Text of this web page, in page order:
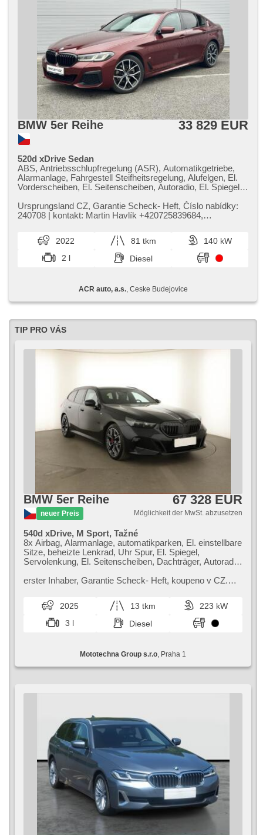
BMW 5er Reihe 33 829 EUR
520d xDrive Sedan
ABS, Antriebsschlupfregelung (ASR), Automatikgetriebe,
Alarmanlage, Fahrgestell Steifheitsregelung, Alufelgen, El.
Vorderscheiben, El. Seitenscheiben, Autoradio, El. Spiegel,
Zentralverriegelung, El. einstellbare Sitze, Antrieb 4x4,
höheneinstellbare Sitze, Elektronisches Stabilitätsprogramm
Fahrersitz, El. Klappspiegel, El. Deckel des Kofferraums,
Brems-Assistent, Reifendrucksensor, Parkassistent, AUX,
Blind Spot Anzeige, automatikparken, Vorderlichter LED,
täglich Leuchten, 2-Zonen Klimaanlage, Start-Stop System,
zadní, bezklíčové startování, bezklíčové odemykání,
ambientní osvětlení interiéru, digitální příjem rádia (DAB),
adaptivní regulace podvozku, automatické přepínání
dálkových světel
Ursprungsland CZ,​ Garantie Scheck​- Heft,​ Číslo nabídky:
240708 | kontakt: Martin Havlík ​+420725839684,​
2022 81 tkm
140 kW
2 l
Diesel
ACR auto, a.s., Ceske Budejovice
TIP PRO VÁS
BMW 5er Reihe
neuer Preis
67 328 EUR
Möglichkeit der MwSt. abzusetzen
540d xDrive, M Sport, Tažné
8x Airbag, Alarmanlage, automatikparken, El. einstellbare
Sitze, beheizte Lenkrad, Uhr Spur, El. Spiegel,
Servolenkung, El. Seitenscheiben, Dachträger, Autoradio,
Zentralverriegelung, Bordcomputer, El. Klappspiegel,
Sitze, Ledersitze, Scheibenwischersensor, starten per
Taste, Sportsitze, Anhängerkupplung,
Reifendrucksensor, USB, Automatikgetriebe, Antrieb 4x4
erster Inhaber,​ Garantie Scheck​- Heft,​ koupeno v CZ.
plné tovární záruce. I...
2025 13 tkm
223 kW
3 l
Diesel
Mototechna Group s.r.o , Praha 1